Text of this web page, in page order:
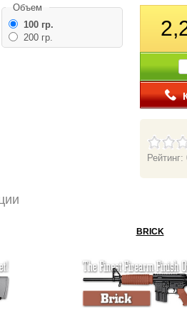
Объем
100 гр.
200 гр.
Рейтинг:
BRICK